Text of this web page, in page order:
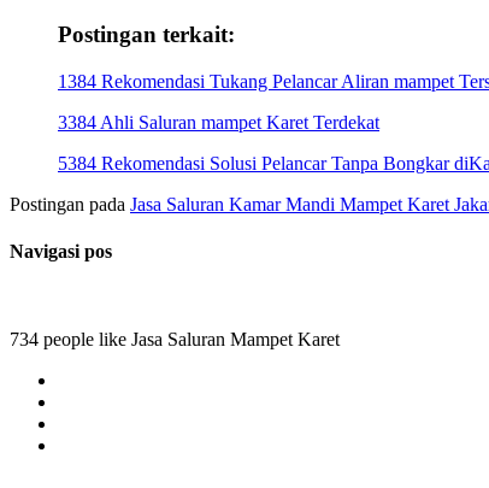
Postingan terkait:
1384 Rekomendasi Tukang Pelancar Aliran mampet
3384 Ahli Saluran mampet Karet Terdekat
5384 Rekomendasi Solusi Pelancar Tanpa Bongkar
Postingan pada Jasa Saluran Kamar Mandi Mampet Karet
Navigasi pos
734 people like Jasa Saluran Mampet Karet